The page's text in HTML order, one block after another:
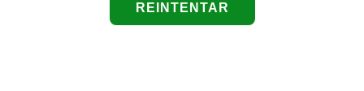
REINTENTAR